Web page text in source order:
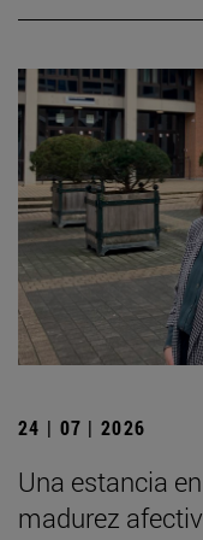
24 | 07 | 2026
Una estancia
madurez